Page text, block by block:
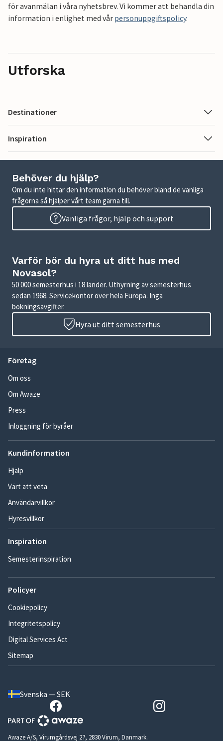
för avanmälan i våra nyhetsbrev. Vi kommer att behandla din
information i enlighet med vår personuppgiftspolicy.
Utforska
Destinationer
Inspiration
Behöver du hjälp?
Om du inte hittar den information du behöver bland de vanliga
frågorna så hjälper vårt team gärna till.
Vanliga frågor, hjälp och support
Varför bör du hyra ut ditt hus med
Novasol?
50 000 semesterhus i 18 länder. Uthyrning av semesterhus
sedan 1968. Servicekontor över hela Europa. Inga
bokningsavgifter.
Hyra ut ditt semesterhus
Företag
Om oss
Om Awaze
Press
Inloggning för byråer
Kundinformation
Hjälp
Värt att veta
Användarvillkor
Hyresvillkor
Inspiration
Semesterinspiration
Policyer
Cookiepolicy
Integritetspolicy
Digital Services Act
Sitemap
Svenska — SEK
Awaze A/S, Virumgårdsvej 27, 2830 Virum, Danmark.